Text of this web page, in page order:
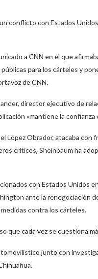
conflicto con Estados
a CNN en el que
para los cárteles y
de CNN.
director ejecutivo de
«mantiene la
Obrador, atacaba con
críticos, Sheinbaum ha
con Estados Unidos
ante la renegociación
contra los cárteles.
que cada vez se cuestiona
junto con